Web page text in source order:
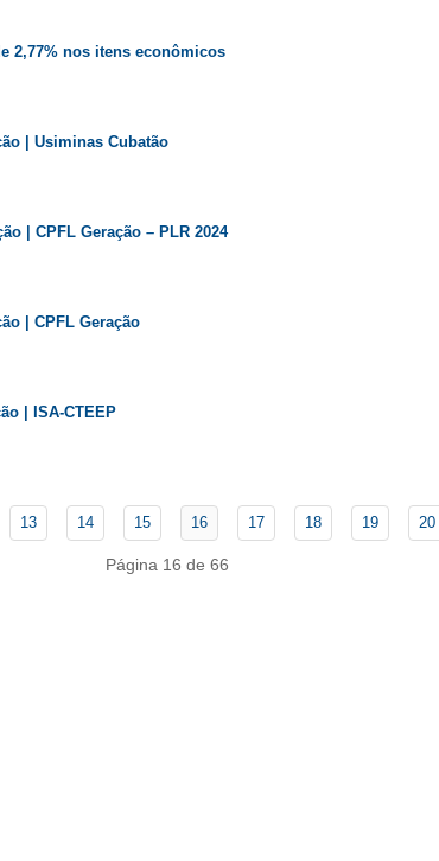
2,77% nos itens econômicos
| Usiminas Cubatão
| CPFL Geração – PLR 2024
| CPFL Geração
| ISA-CTEEP
13 14 15 16 17 18 19 20
Página 16 de 66